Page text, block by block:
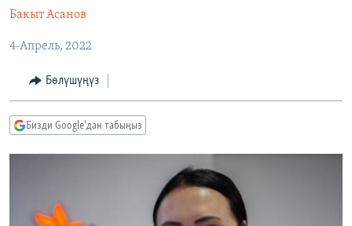
ЭКОНОМИКА
МАДАНИЯТ
БОРБОР АЗИЯ
АТАЙЫН ИЛИКТӨӨ
ТВ ПРОГРАММАЛАР
БҮГҮН АЗАТТЫКТА
БИЗ ЖАНА ДҮЙНӨ
АЗАТТЫК+
ПОДКАСТ
ӨЗГӨЧӨ ПИКИР
Бакыт Асанов
4-Апрель, 2022
Бөлүшүңүз
Бизди Google'дан табыңыз